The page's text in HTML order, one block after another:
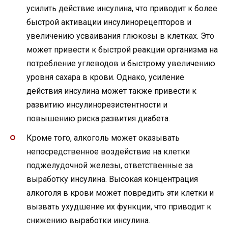
усилить действие инсулина, что приводит к более
быстрой активации инсулинорецепторов и
увеличению усваивания глюкозы в клетках. Это
может привести к быстрой реакции организма на
потребление углеводов и быстрому увеличению
уровня сахара в крови. Однако, усиление
действия инсулина может также привести к
развитию инсулинорезистентности и
повышению риска развития диабета.
Кроме того, алкоголь может оказывать
непосредственное воздействие на клетки
поджелудочной железы, ответственные за
выработку инсулина. Высокая концентрация
алкоголя в крови может повредить эти клетки и
вызвать ухудшение их функции, что приводит к
снижению выработки инсулина.